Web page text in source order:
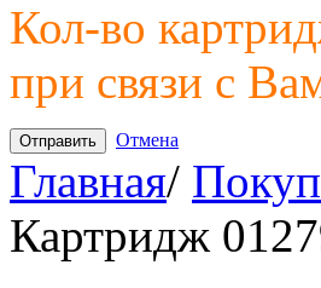
Кол-во
при связи с
Отмена
Главная/
Картридж